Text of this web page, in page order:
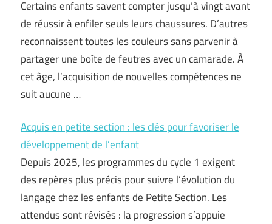
Certains enfants savent compter jusqu’à vingt avant
de réussir à enfiler seuls leurs chaussures. D’autres
reconnaissent toutes les couleurs sans parvenir à
partager une boîte de feutres avec un camarade. À
cet âge, l’acquisition de nouvelles compétences ne
suit aucune …
Acquis en petite section : les clés pour favoriser le
développement de l’enfant
Depuis 2025, les programmes du cycle 1 exigent
des repères plus précis pour suivre l’évolution du
langage chez les enfants de Petite Section. Les
attendus sont révisés : la progression s’appuie